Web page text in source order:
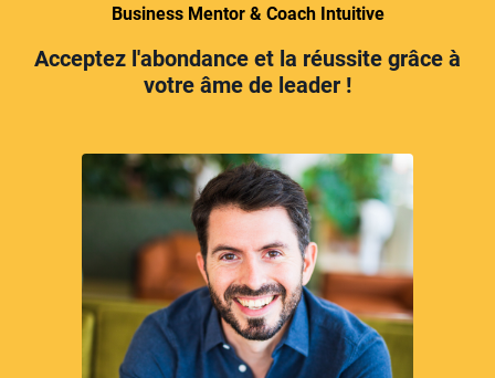
Business Mentor & Coach Intuitive
Acceptez l'abondance et la réussite grâce à
votre âme de leader !